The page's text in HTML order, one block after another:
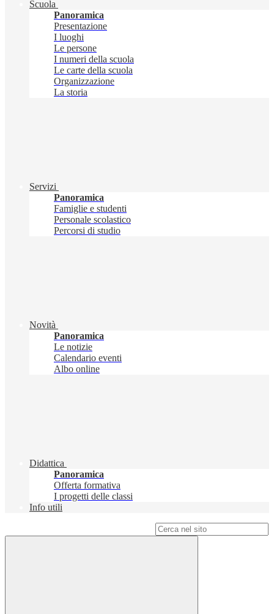
Scuola
Panoramica
Presentazione
I luoghi
Le persone
I numeri della scuola
Le carte della scuola
Organizzazione
La storia
Servizi
Panoramica
Famiglie e studenti
Personale scolastico
Percorsi di studio
Novità
Panoramica
Le notizie
Calendario eventi
Albo online
Didattica
Panoramica
Offerta formativa
I progetti delle classi
Info utili